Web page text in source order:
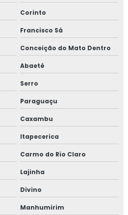
Corinto
Francisco Sá
Conceição do Mato Dentro
Abaeté
Serro
Paraguaçu
Caxambu
Itapecerica
Carmo do Rio Claro
Lajinha
Divino
Manhumirim